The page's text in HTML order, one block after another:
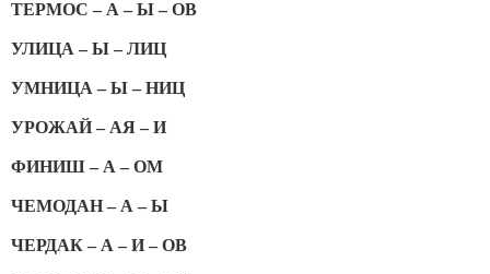
ТЕРМОС – А – Ы – ОВ
УЛИЦА – Ы – ЛИЦ
УМНИЦА – Ы – НИЦ
УРОЖАЙ – АЯ – И
ФИНИШ – А – ОМ
ЧЕМОДАН – А – Ы
ЧЕРДАК – А – И – ОВ